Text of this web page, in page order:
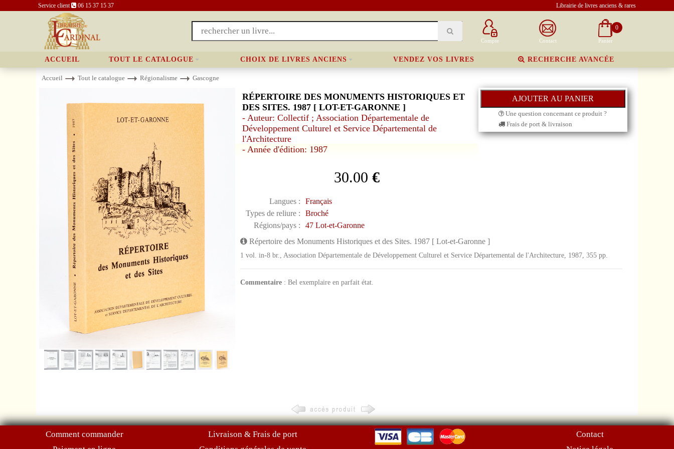
Service client 06 15 37 15 37 Librairie de livres anciens & rares
Compte Contact
0
Panier
ACCUEIL TOUT LE CATALOGUE CHOIX DE LIVRES ANCIENS VENDEZ VOS LIVRES RECHERCHE AVANCÉE
Accueil Tout le catalogue Régionalisme Gascogne
RÉPERTOIRE DES MONUMENTS HISTORIQUES ET
DES SITES. 1987 [ LOT-ET-GARONNE ]
- Auteur: Collectif ; Association Départementale de
Développement Culturel et Service Départemental de
l'Architecture
- Année d'édition: 1987
30.00 €
Langues :
Français
Types de reliure :
Broché
Régions/pays :
47 Lot-et-Garonne
Une question concernant ce produit ?
Frais de port & livraison
Répertoire des Monuments Historiques et des Sites. 1987 [ Lot-et-Garonne ]
1 vol. in-8 br., Association Départementale de Développement Culturel et Service Départemental de l'Architecture, 1987, 355 pp.
Commentaire: Bel exemplaire en parfait état.
Comment commander
Livraison & Frais de port
Contact